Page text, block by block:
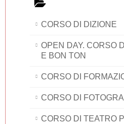
CORSO DI DIZIONE
OPEN DAY. CORSO
E BON TON
CORSO DI
CORSO DI
CORSO DI TEATRO